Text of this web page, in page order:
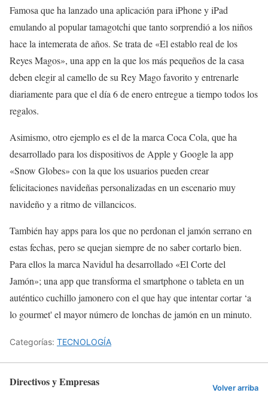
Famosa que ha lanzado una aplicación para iPhone y iPad
emulando al popular tamagotchi que tanto sorprendió a los niños
hace la intemerata de años. Se trata de «El establo real de los
Reyes Magos», una app en la que los más pequeños de la casa
deben elegir al camello de su Rey Mago favorito y entrenarle
diariamente para que el día 6 de enero entregue a tiempo todos los
regalos.
Asimismo, otro ejemplo es el de la marca Coca Cola, que ha
desarrollado para los dispositivos de Apple y Google la app
«Snow Globes» con la que los usuarios pueden crear
felicitaciones navideñas personalizadas en un escenario muy
navideño y a ritmo de villancicos.
También hay apps para los que no perdonan el jamón serrano en
estas fechas, pero se quejan siempre de no saber cortarlo bien.
Para ellos la marca Navidul ha desarrollado «El Corte del
Jamón»; una app que transforma el smartphone o tableta en un
auténtico cuchillo jamonero con el que hay que intentar cortar ‘a
lo gourmet' el mayor número de lonchas de jamón en un minuto.
Categorías: TECNOLOGÍA
Directivos y Empresas Volver arriba